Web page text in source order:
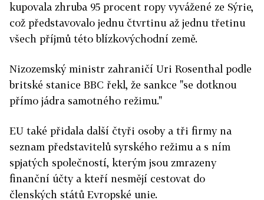
kupovala zhruba 95 procent ropy vyvážené ze Sýrie,
což představovalo jednu čtvrtinu až jednu třetinu
všech příjmů této blízkovýchodní země.
Nizozemský ministr zahraničí Uri Rosenthal podle
britské stanice BBC řekl, že sankce "se dotknou
přímo jádra samotného režimu."
EU také přidala další čtyři osoby a tři firmy na
seznam představitelů syrského režimu a s ním
spjatých společností, kterým jsou zmrazeny
finanční účty a kteří nesmějí cestovat do
členských států Evropské unie.